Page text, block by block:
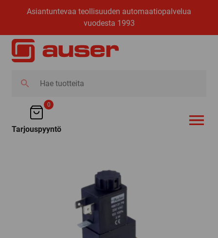
Asiantuntevaa teollisuuden automaatiopalvelua
vuodesta 1993
tuotteita
0
Tarjouspyyntö